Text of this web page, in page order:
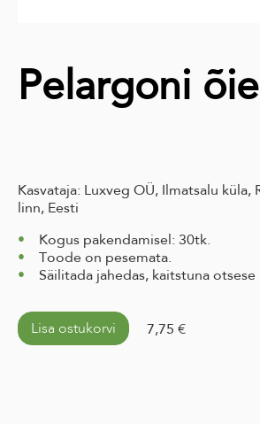
Pelargoni
Kasvataja: Luxveg OÜ, Ilmatsalu küla,
linn, Eesti
Kogus pakendamisel: 30tk.
Toode on pesemata.
Säilitada jahedas, kaitstuna otsese
Lisa ostukorvi 7,75 €